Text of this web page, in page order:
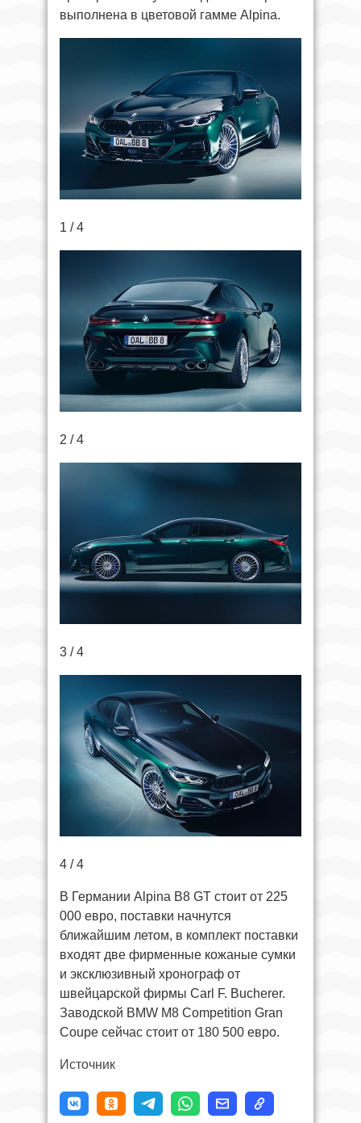
выполнена в цветовой гамме Alpina.
1 / 4
2 / 4
3 / 4
4 / 4
В Германии Alpina B8 GT стоит от 225
000 евро, поставки начнутся
ближайшим летом, в комплект поставки
входят две фирменные кожаные сумки
и эксклюзивный хронограф от
швейцарской фирмы Carl F. Bucherer.
Заводской BMW M8 Competition Gran
Coupe сейчас стоит от 180 500 евро.
Источник